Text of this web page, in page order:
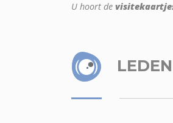
U hoort de
LEDEN